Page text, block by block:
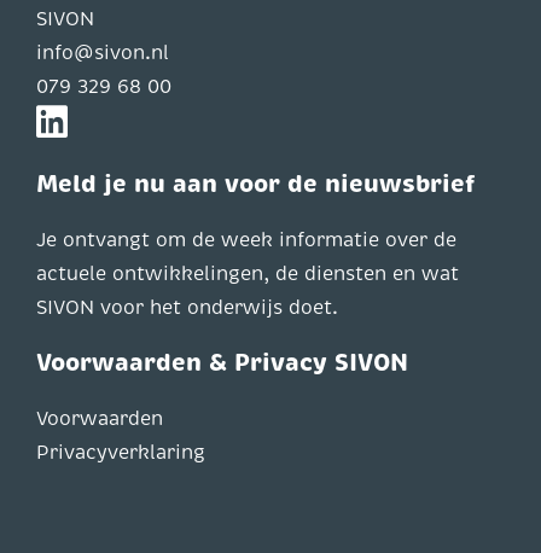
SIVON
info@sivon.nl
079 329 68 00
Meld je nu aan voor de nieuwsbrief
Je ontvangt om de week informatie over de
actuele ontwikkelingen, de diensten en wat
SIVON voor het onderwijs doet.
Voorwaarden & Privacy SIVON
Voorwaarden
Privacyverklaring